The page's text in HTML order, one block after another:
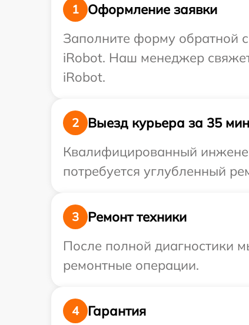
1
Оформление заявки
Заполните форму обратной
iRobot. Наш менеджер
iRobot.
2
Выезд курьера за 35
Квалифицированный
потребуется углубленный
3
Ремонт техники
После полной диагностики
ремонтные операции.
4
Гарантия